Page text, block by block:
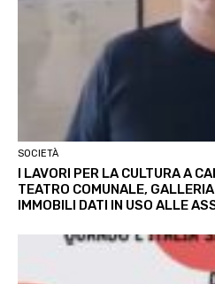
SOCIETÀ
I LAVORI PER LA CULTURA A
TEATRO COMUNALE,
IMMOBILI DATI IN USO ALLE